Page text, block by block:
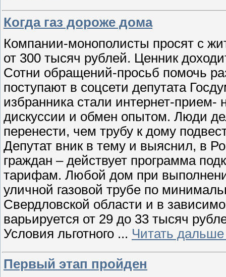
Когда газ дороже дома
Компании-монополисты просят с
от 300 тысяч рублей. Ценник
Сотни обращений-просьб помочь
поступают в соцсети депутата
избранника стали интернет-
дискуссии и обмен опытом. Люди
перенести, чем трубу к дому
Депутат вник в тему и выяснил, в
граждан – действует программа
тарифам. Любой дом при
уличной газовой трубе по
Свердловской области и в
варьируется от 29 до 33 тысяч
Условия льготного ... Читать
Первый этап пройден